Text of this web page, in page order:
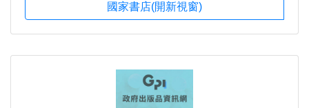
國家書店(開新視窗)